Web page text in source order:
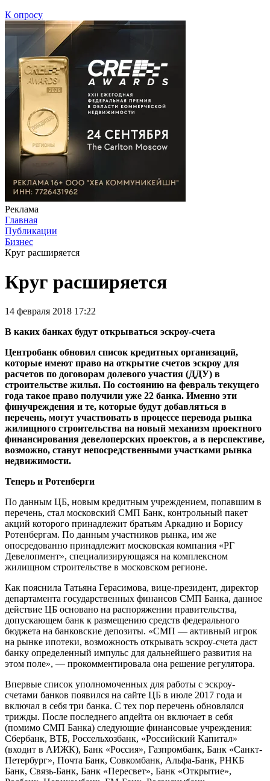
К опросу
Реклама
Главная
Публикации
Бизнес
Круг расширяется
Круг расширяется
14 февраля 2018 17:22
В каких банках будут открываться эскроу-счета
Центробанк обновил список кредитных организаций,
которые имеют право на открытие счетов эскроу для
расчетов по договорам долевого участия (ДДУ) в
строительстве жилья. По состоянию на февраль текущего
года такое право получили уже 22 банка. Именно эти
финучреждения и те, которые будут добавляться в
перечень, могут участвовать в процессе перевода рынка
жилищного строительства на новый механизм проектного
финансирования девелоперских проектов, а в перспективе,
возможно, станут непосредственными участками рынка
недвижимости.
Теперь и Ротенберги
По данным ЦБ, новым кредитным учреждением, попавшим в
перечень, стал московский СМП Банк, контрольный пакет
акций которого принадлежит братьям Аркадию и Борису
Ротенбергам. По данным участников рынка, им же
опосредованно принадлежит московская компания «РГ
Девелопмент», специализирующаяся на комплексном
жилищном строительстве в московском регионе.
Как пояснила Татьяна Герасимова, вице-президент, директор
департамента государственных финансов СМП Банка, данное
действие ЦБ основано на распоряжении правительства,
допускающем банк к размещению средств федерального
бюджета на банковские депозиты. «СМП — активный игрок
на рынке ипотеки, возможность открывать эскроу-счета даст
банку определенный импульс для дальнейшего развития на
этом поле», — прокомментировала она решение регулятора.
Впервые список уполномоченных для работы с эскроу-
счетами банков появился на сайте ЦБ в июле 2017 года и
включал в себя три банка. С тех пор перечень обновлялся
трижды. После последнего апдейта он включает в себя
(помимо СМП Банка) следующие финансовые учреждения:
Сбербанк, ВТБ, Россельхозбанк, «Российский Капитал»
(входит в АИЖК), Банк «Россия», Газпромбанк, Банк «Санкт-
Петербург», Почта Банк, Совкомбанк, Альфа-Банк, РНКБ
Банк, Связь-Банк, Банк «Пересвет», Банк «Открытие»,